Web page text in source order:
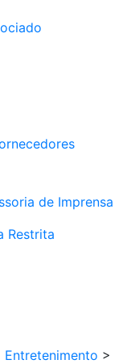
de Imprensa
Restrita
Entretenimento >